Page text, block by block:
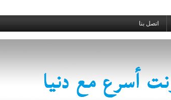
اتصل بنا